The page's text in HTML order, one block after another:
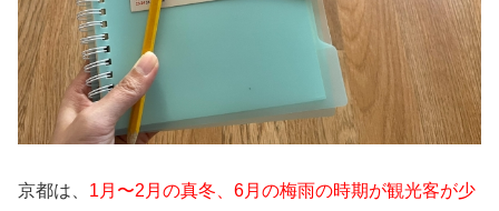
京都は、 1月〜2月の真冬、6月の梅雨の時期が観光客が少